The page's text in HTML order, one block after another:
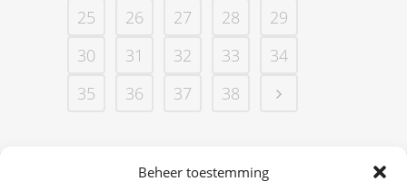
Beheer toestemming
25
26 27 28
29
30
31 32 33
34
35
36 37 38